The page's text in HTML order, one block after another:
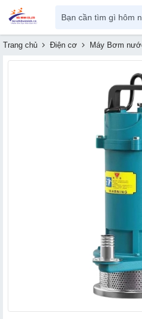
Trang chủ Điện cơ Máy Bơm